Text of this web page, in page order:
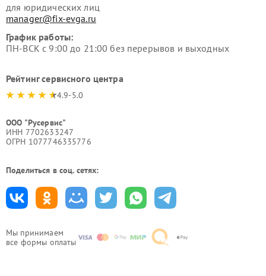
Мы принимаем
все формы оплаты
для юридических лиц
manager@fix-evga.ru
График работы:
ПН-ВСК с 9:00 до 21:00 без перерывов и выходных
Рейтинг сервисного центра
4.9-5.0
ООО "Русервис"
ИНН 7702633247
ОГРН 1077746335776
Поделиться в соц. сетях: